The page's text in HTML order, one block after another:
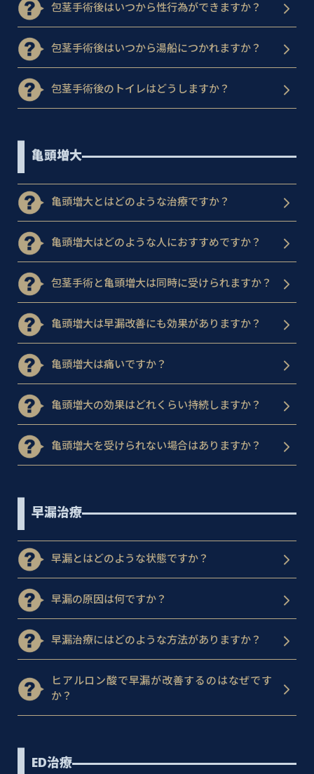
包茎手術後はいつから性行為ができますか？
包茎手術後はいつから湯船につかれますか？
包茎手術後のトイレはどうしますか？
亀頭増大
亀頭増大とはどのような治療ですか？
亀頭増大はどのような人におすすめですか？
包茎手術と亀頭増大は同時に受けられますか？
亀頭増大は早漏改善にも効果がありますか？
亀頭増大は痛いですか？
亀頭増大の効果はどれくらい持続しますか？
亀頭増大を受けられない場合はありますか？
早漏治療
早漏とはどのような状態ですか？
早漏の原因は何ですか？
早漏治療にはどのような方法がありますか？
ヒアルロン酸で早漏が改善するのはなぜです
か？
ED治療